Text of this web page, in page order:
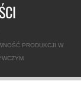
PRODUKCJI W